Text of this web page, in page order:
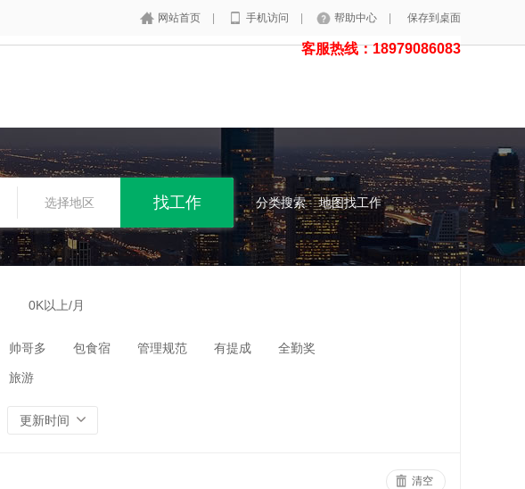
网站首页 手机访问 帮助中心 保存到桌面
客服热线：18979086083
选择地区 分类搜索 地图找工作
0K以上/月
帅哥多 包食宿 管理规范 有提成 全勤奖
旅游
更新时间
清空